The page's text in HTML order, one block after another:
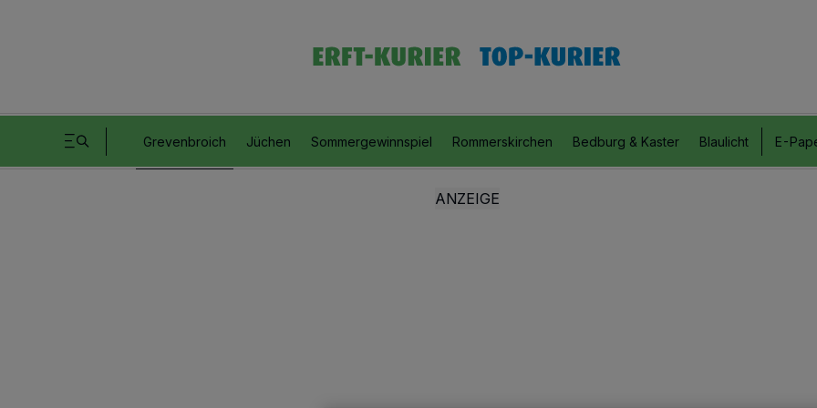
Grevenbroich Jüchen Sommergewinnspiel Rommerskirchen Bedburg & Kaster Blaulicht E-